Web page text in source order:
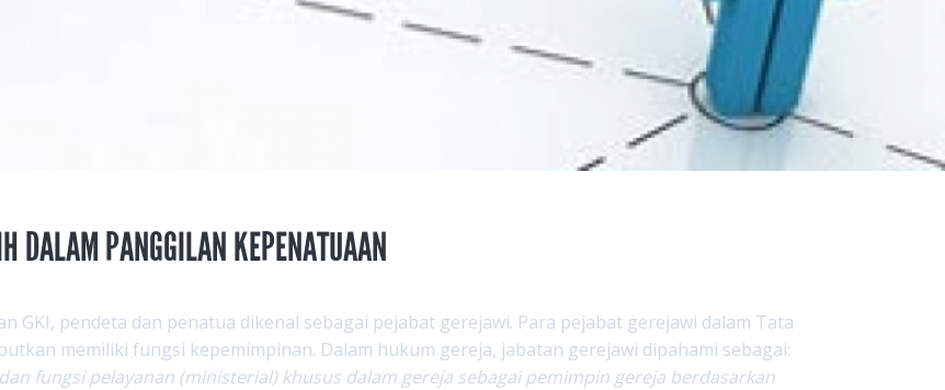
DALAM PANGGILAN KEPENATUAAN
GKI, pendeta dan penatua dikenal sebagai pejabat gerejawi. Para pejabat gerejawi dalam Tata
memiliki fungsi kepemimpinan. Dalam hukum gereja, jabatan gerejawi dipahami sebagai:
fungsi pelayanan (ministerial) khusus dalam gereja sebagai pemimpin gereja berdasarkan